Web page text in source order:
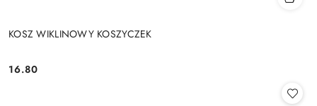
KOSZ WIKLINOWY KOSZYCZEK
Cena:
16.80